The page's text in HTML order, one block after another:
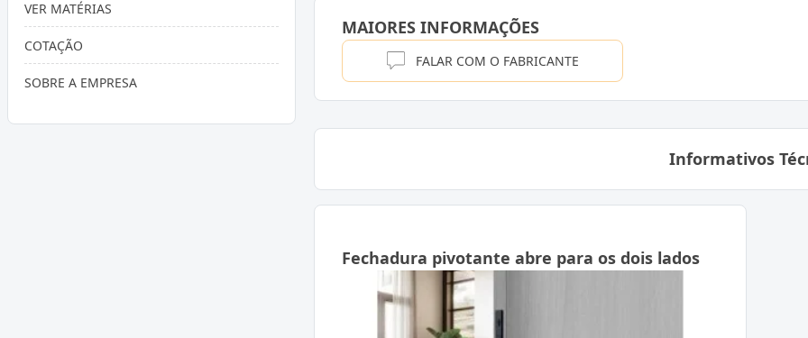
VER MATÉRIAS
COTAÇÃO
SOBRE A EMPRESA
MAIORES INFORMAÇÕES
FALAR COM O FABRICANTE
Informativos
Fechadura pivotante abre para os dois lados